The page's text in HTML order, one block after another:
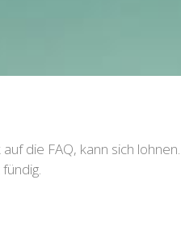
die FAQ, kann sich lohnen.